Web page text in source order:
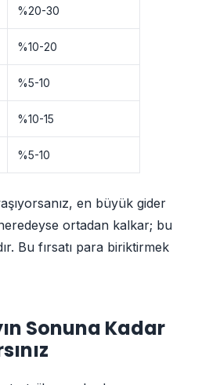
%20-30
%10-20
%5-10
%10-15
%5-10
en büyük gider
ortadan kalkar; bu
Bu fırsatı para biriktirmek
Sonuna Kadar